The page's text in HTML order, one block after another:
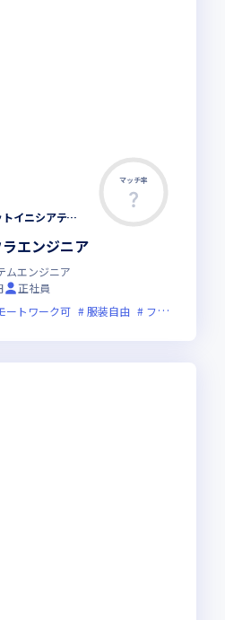
マッチ率
株式会社インターネットイニシアティブ
エンジニア
ムエンジニア
正社員
ートワーク可 服装自由 フレックス制度あり